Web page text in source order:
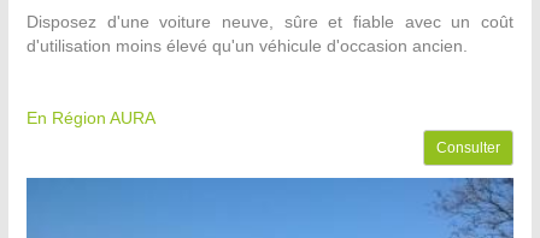
Disposez d'une voiture neuve, sûre et fiable avec un coût
d'utilisation moins élevé qu'un véhicule d'occasion ancien.
En Région AURA
Consulter